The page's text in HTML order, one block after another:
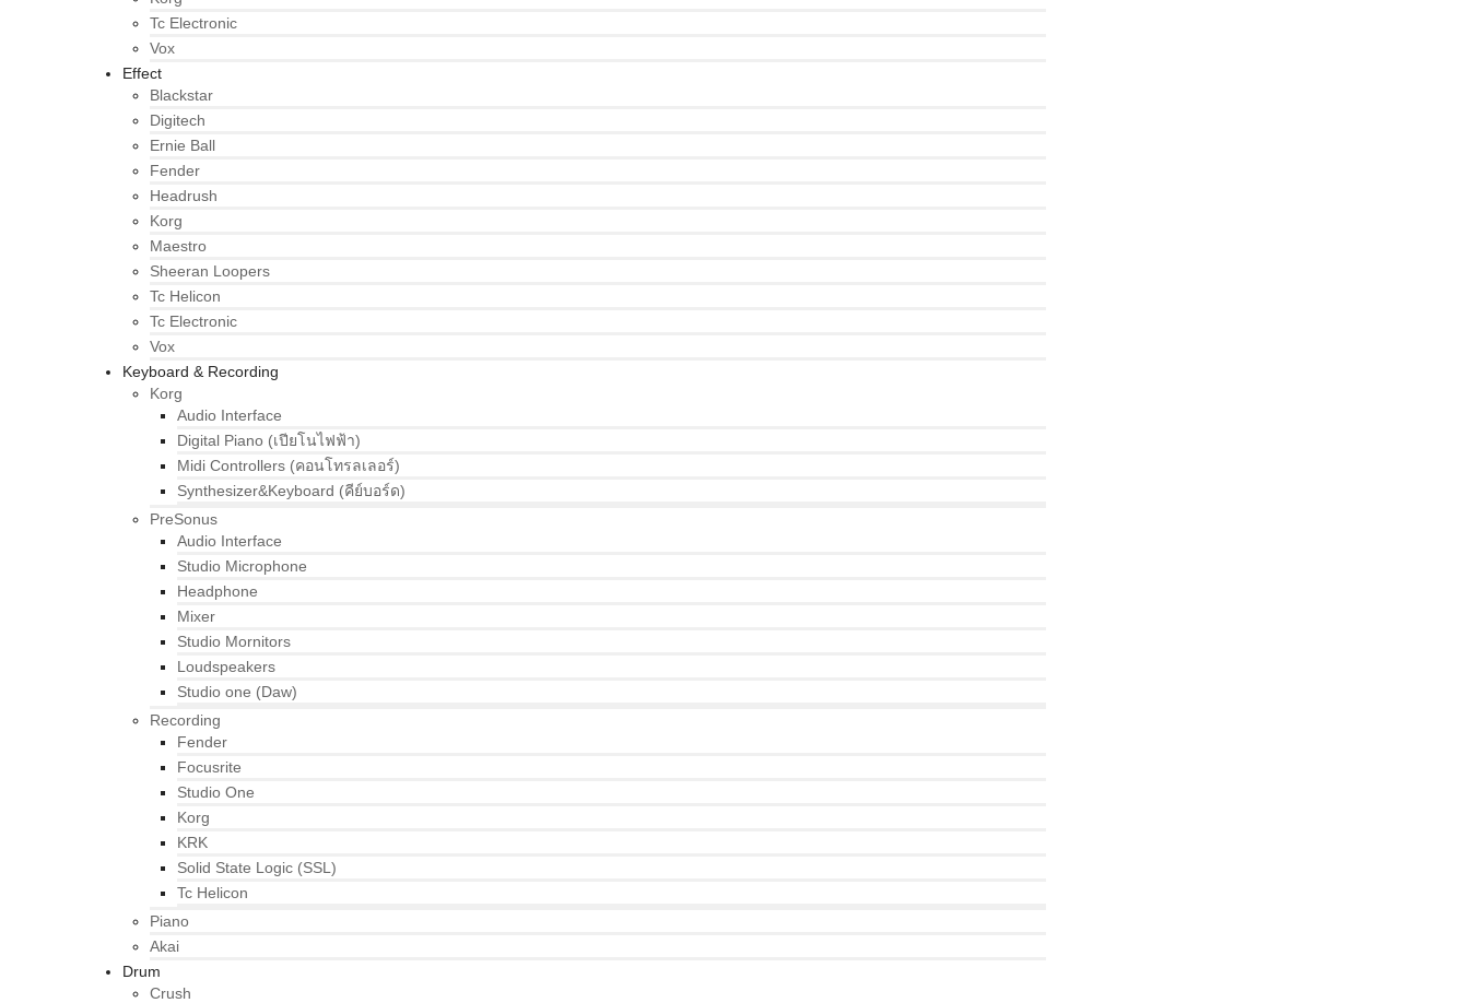
Tc Electronic
Vox
Effect
Blackstar
Digitech
Ernie Ball
Fender
Headrush
Korg
Maestro
Sheeran Loopers
Tc Helicon
Tc Electronic
Vox
Keyboard & Recording
Korg
Audio Interface
Digital Piano (เปียโนไฟฟ้า)
Midi Controllers (คอนโทรลเลอร์)
Synthesizer&Keyboard (คีย์บอร์ด)
PreSonus
Audio Interface
Studio Microphone
Headphone
Mixer
Studio Mornitors
Loudspeakers
Studio one (Daw)
Recording
Fender
Focusrite
Studio One
Korg
KRK
Solid State Logic (SSL)
Tc Helicon
Piano
Akai
Drum
Crush